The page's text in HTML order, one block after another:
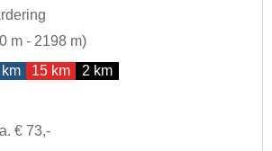
m - 2198 m)
15 km 2 km
€ 73,-